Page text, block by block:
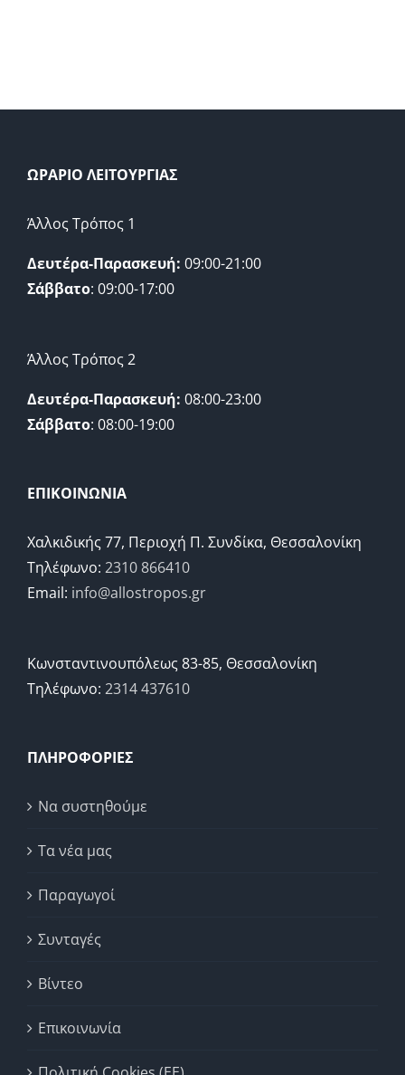
ΩΡΑΡΙΟ ΛΕΙΤΟΥΡΓΙΑΣ
Άλλος Τρόπος 1
Δευτέρα-Παρασκευή: 09:00-21:00
Σάββατο: 09:00-17:00
Άλλος Τρόπος 2
Δευτέρα-Παρασκευή: 08:00-23:00
Σάββατο: 08:00-19:00
ΕΠΙΚΟΙΝΩΝΙΑ
Χαλκιδικής 77, Περιοχή Π. Συνδίκα, Θεσσαλονίκη
Τηλέφωνο: 2310 866410
Email: info@allostropos.gr
Κωνσταντινουπόλεως 83-85, Θεσσαλονίκη
Τηλέφωνο: 2314 437610
ΠΛΗΡΟΦΟΡΙΕΣ
Να συστηθούμε
Τα νέα μας
Παραγωγοί
Συνταγές
Βίντεο
Επικοινωνία